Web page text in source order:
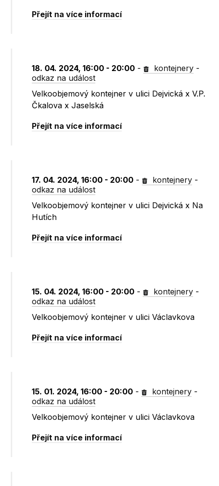
Přejít na více informací
18. 04. 2024, 16:00 - 20:00 - kontejnery -
odkaz na událost
Velkoobjemový kontejner v ulici Dejvická x V.P.
Čkalova x Jaselská
Přejít na více informací
17. 04. 2024, 16:00 - 20:00 - kontejnery -
odkaz na událost
Velkoobjemový kontejner v ulici Dejvická x Na
Hutích
Přejít na více informací
15. 04. 2024, 16:00 - 20:00 - kontejnery -
odkaz na událost
Velkoobjemový kontejner v ulici Václavkova
Přejít na více informací
15. 01. 2024, 16:00 - 20:00 - kontejnery -
odkaz na událost
Velkoobjemový kontejner v ulici Václavkova
Přejít na více informací